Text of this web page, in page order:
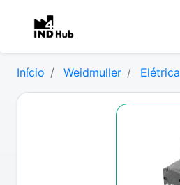
Início Weidmuller Elétrica